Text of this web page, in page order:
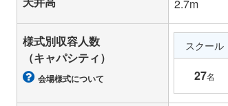
2.7m
様式別収容人数
（キャパシティ）
会場様式について
スクール
27名